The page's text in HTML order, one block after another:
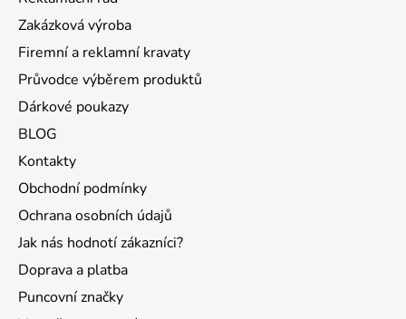
Zakázková výroba
Firemní a reklamní kravaty
Průvodce výběrem produktů
Dárkové poukazy
BLOG
Kontakty
Obchodní podmínky
Ochrana osobních údajů
Jak nás hodnotí zákazníci?
Doprava a platba
Puncovní značky